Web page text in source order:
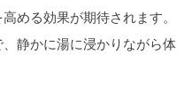
める効果が期待されます。
静かに湯に浸かりながら体